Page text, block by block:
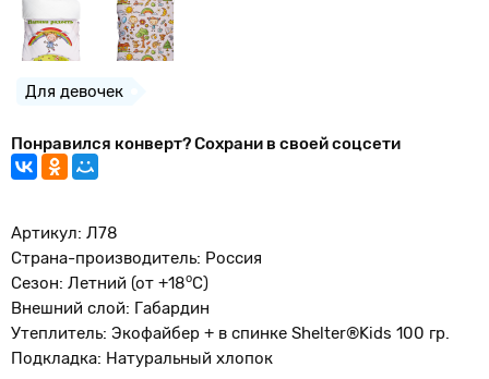
Для девочек
Понравился конверт? Сохрани в своей соцсети
Артикул: Л78
Страна-производитель: Россия
Сезон: Летний (от +18оС)
Внешний слой: Габардин
Утеплитель: Экофайбер + в спинке Shelter®Kids 100 гр.
Подкладка: Натуральный хлопок